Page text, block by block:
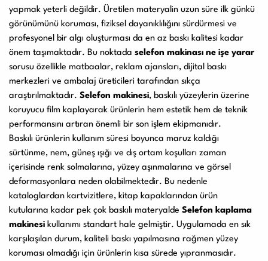
Laminasyon PVC
Makineleri
Ciltleme Makineleri
Sarf Malzemeleri
Paketleme Dolgu
Makinaları
Diğer Ürünler
Kullanım Kılavuzları
yapmak yeterli değildir. Üretilen materyalin uzun süre ilk günkü
görünümünü koruması, fiziksel dayanıklılığını sürdürmesi ve
profesyonel bir algı oluşturması da en az baskı kalitesi kadar
önem taşımaktadır. Bu noktada selefon makinası ne işe yarar
sorusu özellikle matbaalar, reklam ajansları, dijital baskı
merkezleri ve ambalaj üreticileri tarafından sıkça
araştırılmaktadır. Selefon makinesi, baskılı yüzeylerin üzerine
koruyucu film kaplayarak ürünlerin hem estetik hem de teknik
performansını artıran önemli bir son işlem ekipmanıdır.
Baskılı ürünlerin kullanım süresi boyunca maruz kaldığı
sürtünme, nem, güneş ışığı ve dış ortam koşulları zaman
içerisinde renk solmalarına, yüzey aşınmalarına ve görsel
deformasyonlara neden olabilmektedir. Bu nedenle
kataloglardan kartvizitlere, kitap kapaklarından ürün
kutularına kadar pek çok baskılı materyalde Selefon kaplama
makinesi kullanımı standart hale gelmiştir. Uygulamada en sık
karşılaşılan durum, kaliteli baskı yapılmasına rağmen yüzey
koruması olmadığı için ürünlerin kısa sürede yıpranmasıdır.